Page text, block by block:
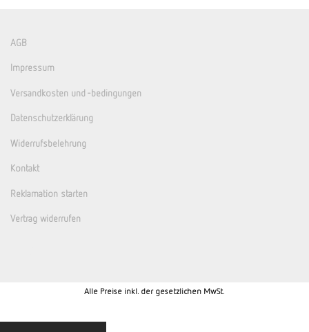
AGB
Impressum
Versandkosten und -bedingungen
Datenschutzerklärung
Widerrufsbelehrung
Kontakt
Reklamation starten
Vertrag widerrufen
Alle Preise inkl. der gesetzlichen MwSt.